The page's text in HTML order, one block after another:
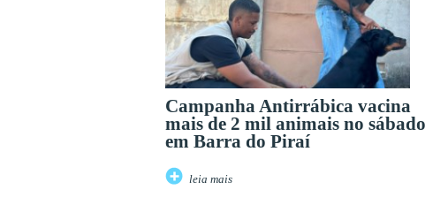
Campanha Antirrábica vacina
mais de 2 mil animais no sábado
em Barra do Piraí
leia mais